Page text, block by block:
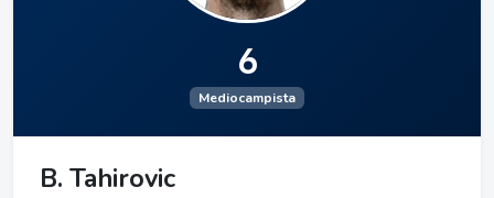
6
Mediocampista
B. Tahirovic